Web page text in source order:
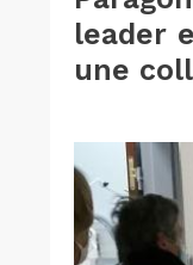
leader
une